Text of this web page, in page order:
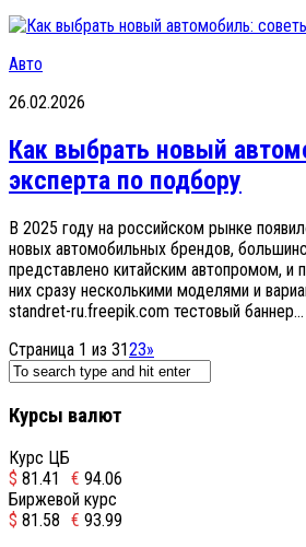
Авто
26.02.2026
Как выбрать новый
эксперта по подбору
В 2025 году на российском рынке
новых автомобильных брендов,
представлено китайским автопромом, и
них сразу несколькими моделями и
standret-ru.freepik.com тестовый баннер...
Страница 1 из 3123»
Курсы валют
Курс ЦБ
$ 81.41 € 94.06
Биржевой курс
$ 81.58 € 93.99